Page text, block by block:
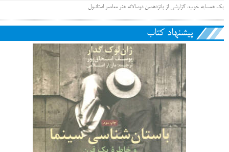
یک همسایه خوب، گزارشی از پانزدهمین دوسالانه هنر معاصر استانبول
پیشنهاد کتاب